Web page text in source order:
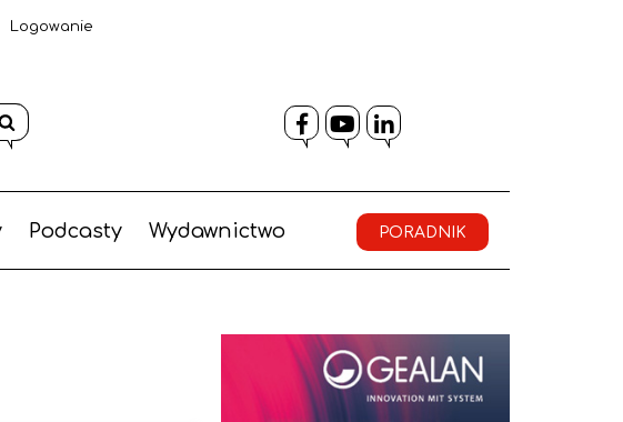
Logowanie
Facebook
YouTube
LinkedIn
Podcasty Wydawnictwo PORADNIK